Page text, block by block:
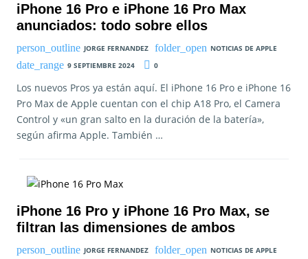
iPhone 16 Pro e iPhone 16 Pro Max
anunciados: todo sobre ellos
JORGE FERNANDEZ
NOTICIAS DE APPLE
9 SEPTIEMBRE 2024
0
Los nuevos Pros ya están aquí. El iPhone 16 Pro e iPhone 16
Pro Max de Apple cuentan con el chip A18 Pro, el Camera
Control y «un gran salto en la duración de la batería»,
según afirma Apple. También …
iPhone 16 Pro y iPhone 16 Pro Max, se
filtran las dimensiones de ambos
JORGE FERNANDEZ
NOTICIAS DE APPLE